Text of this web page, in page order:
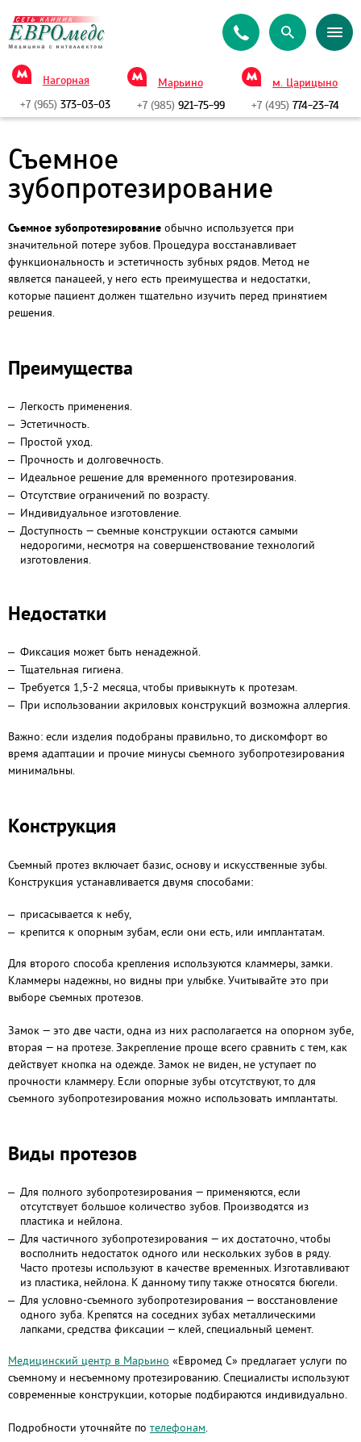
Нагорная
+7 (965) 373-03-03
Марьино
+7 (985)921-75-99
м. Царицыно
+7 (495) 774-23-74
Съемное
зубопротезирование
Съемное зубопротезирование обычно используется при
значительной потере зубов. Процедура восстанавливает
функциональность и эстетичность зубных рядов. Метод не
является панацеей, у него есть преимущества и недостатки,
которые пациент должен тщательно изучить перед принятием
решения.
Преимущества
Легкость применения.
Эстетичность.
Простой уход.
Прочность и долговечность.
Идеальное решение для временного протезирования.
Отсутствие ограничений по возрасту.
Индивидуальное изготовление.
Доступность — съемные конструкции остаются самыми
недорогими, несмотря на совершенствование технологий
изготовления.
Недостатки
Фиксация может быть ненадежной.
Тщательная гигиена.
Требуется 1,5-2 месяца, чтобы привыкнуть к протезам.
При использовании акриловых конструкций возможна аллергия.
Важно: если изделия подобраны правильно, то дискомфорт во
время адаптации и прочие минусы съемного зубопротезирования
минимальны.
Конструкция
Съемный протез включает базис, основу и искусственные зубы.
Конструкция устанавливается двумя способами:
присасывается к небу,
крепится к опорным зубам, если они есть, или имплантатам.
Для второго способа крепления используются кламмеры, замки.
Кламмеры надежны, но видны при улыбке. Учитывайте это при
выборе съемных протезов.
Замок — это две части, одна из них располагается на опорном зубе,
вторая — на протезе. Закрепление проще всего сравнить с тем, как
действует кнопка на одежде. Замок не виден, не уступает по
прочности кламмеру. Если опорные зубы отсутствуют, то для
съемного зубопротезирования можно использовать имплантаты.
Виды протезов
Для полного зубопротезирования — применяются, если
отсутствует большое количество зубов. Производятся из
пластика и нейлона.
Для частичного зубопротезирования — их достаточно, чтобы
восполнить недостаток одного или нескольких зубов в ряду.
Часто протезы используют в качестве временных. Изготавливают
из пластика, нейлона. К данному типу также относятся бюгели.
Для условно-съемного зубопротезирования — восстановление
одного зуба. Крепятся на соседних зубах металлическими
лапками, средства фиксации — клей, специальный цемент.
Медицинский центр в Марьино «Евромед С» предлагает услуги по
съемному и несъемному протезированию. Специалисты используют
современные конструкции, которые подбираются индивидуально.
Подробности уточняйте по телефонам.